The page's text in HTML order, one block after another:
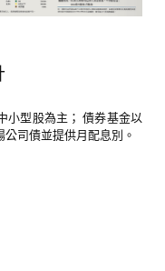
小型股為主； 債券基金以
司債並提供月配息別。